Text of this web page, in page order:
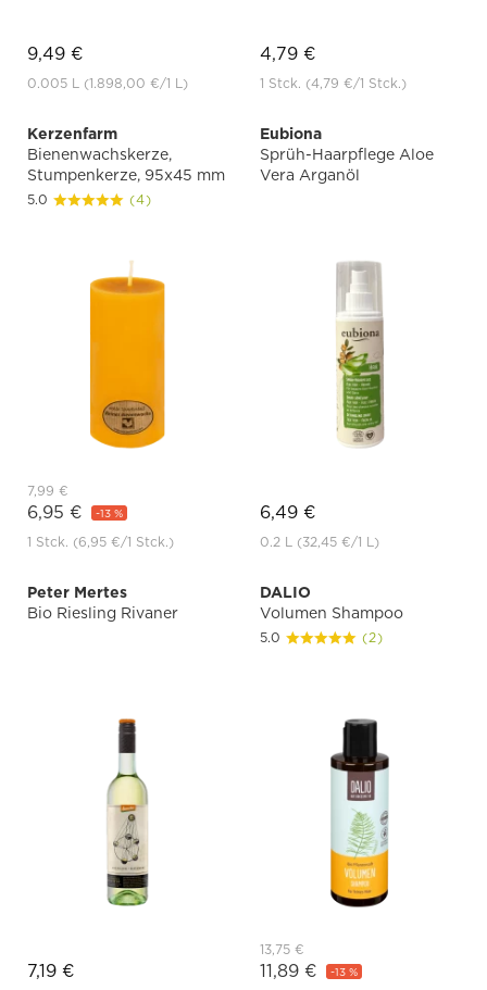
9,49 €
0.005 L (1.898,00 €/1 L)
4,79 €
1 Stck. (4,79 €/1 Stck.)
Kerzenfarm
Bienenwachskerze,
Stumpenkerze, 95x45 mm
5.0 (4)
7,99 €
6,95 € -13 %
1 Stck. (6,95 €/1 Stck.)
Eubiona
Sprüh-Haarpflege Aloe
Vera Arganöl
6,49 €
0.2 L (32,45 €/1 L)
Peter Mertes
Bio Riesling Rivaner
7,19 €
DALIO
Volumen Shampoo
5.0 (2)
13,75 €
11,89 € -13 %